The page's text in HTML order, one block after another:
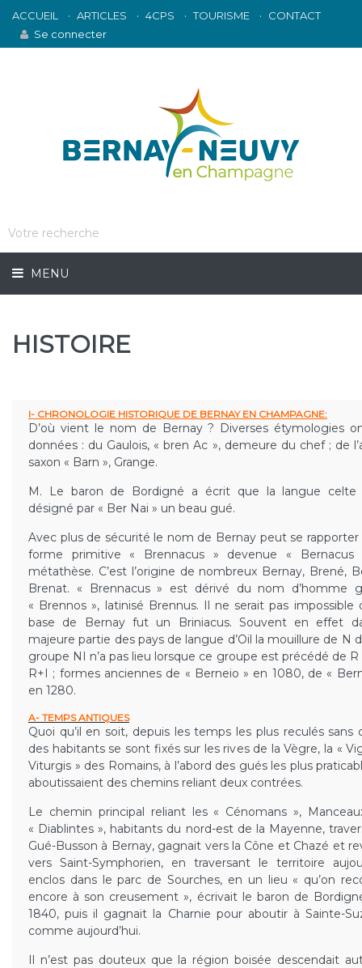
ACCUEIL ARTICLES 4CPS TOURISME
CONTACT
Se connecter
MENU
HISTOIRE
I- CHRONOLOGIE HISTORIQUE DE BERNAY EN CHAMPAGNE:
D’où vient le nom de Bernay ? Diverses étymologies
données : du Gaulois, « bren Ac », demeure du chef ; de
saxon « Barn », Grange.
M. Le baron de Bordigné a écrit que la langue celte
désigné par « Ber Nai » un beau gué.
Avec plus de sécurité le nom de Bernay peut se rapporter
forme primitive « Brennacus » devenue « Bernacus
métathèse. C’est l’origine de nombreux Bernay, Brené,
Brenat. « Brennacus » est dérivé du nom d’homme
« Brennos », latinisé Brennus. Il ne serait pas impossible
base de Bernay fut un Briniacus. Souvent en effet
majeure partie des pays de langue d’Oil la mouillure de N
groupe NI n’a pas lieu lorsque ce groupe est précédé de
R+I ; formes anciennes de « Berneio » en 1080, de «
en 1280.
A- TEMPS ANTIQUES
Quoi qu’il en soit, depuis les temps les plus reculés sans
des habitants se sont fixés sur les rives de la Vègre, la «
Viturgis » des Romains, à l’abord des gués les plus
aboutissaient des chemins reliant deux contrées.
Le chemin principal reliant les « Cénomans »,
« Diablintes », habitants du nord-est de la Mayenne,
Gué-Busson à Bernay, gagnait vers la Cône et Chazé et
vers Saint-Symphorien, en traversant le territoire
enclos dans le parc de Sourches, en un lieu « qu’on
encore à son creusement », écrivait le baron de
1840, puis il gagnait la Charnie pour aboutir à Sainte-
comme aujourd’hui.
Il n’est pas douteux que la région boisée descendait